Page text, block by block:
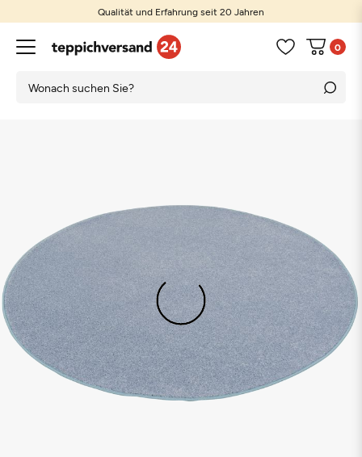
Qualität und Erfahrung seit 20 Jahren
0